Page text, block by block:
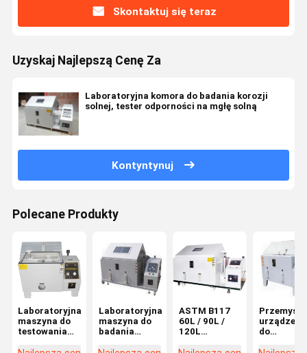
Skontaktuj się teraz
Uzyskaj Najlepszą Cenę Za
Laboratoryjna komora do badania korozji
solnej, tester odporności na mgłę solną
Kontyntynuj
Polecane Produkty
Laboratoryjna
maszyna do
testowania
Laboratoryjna
maszyna do
badania
ASTM B117
60L / 90L /
120L
do